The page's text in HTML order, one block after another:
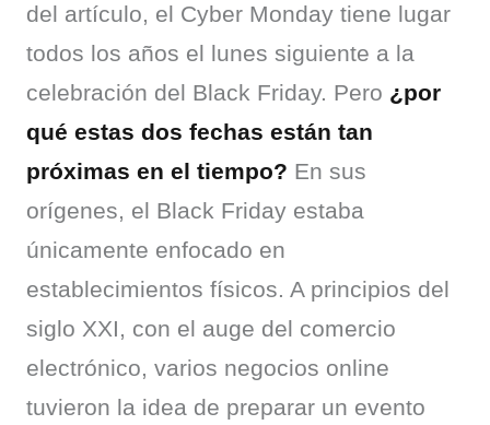
del artículo, el Cyber Monday tiene lugar
todos los años el lunes siguiente a la
celebración del Black Friday. Pero ¿por
qué estas dos fechas están tan
próximas en el tiempo? En sus
orígenes, el Black Friday estaba
únicamente enfocado en
establecimientos físicos. A principios del
siglo XXI, con el auge del comercio
electrónico, varios negocios online
tuvieron la idea de preparar un evento